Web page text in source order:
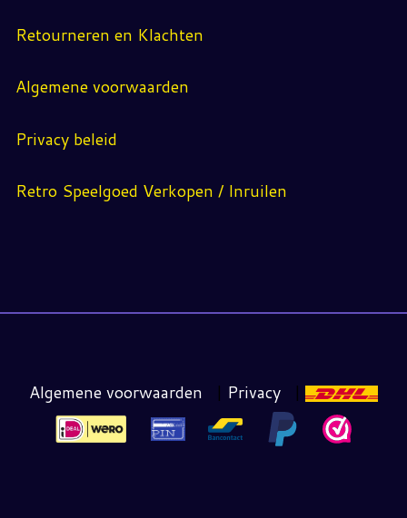
Retourneren en Klachten
Algemene voorwaarden
Privacy beleid
Retro Speelgoed Verkopen / Inruilen
Algemene voorwaarden | Privacy |